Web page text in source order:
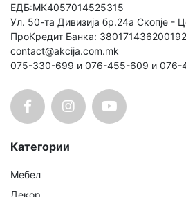
ЕДБ:МК4057014525315
Ул. 50-та Дивизија бр.24а Скопје -
ПроКредит Банка: 380171436200192
contact@akcija.com.mk
075-330-699 и 076-455-609 и 076-
Категории
Мебел
Декор